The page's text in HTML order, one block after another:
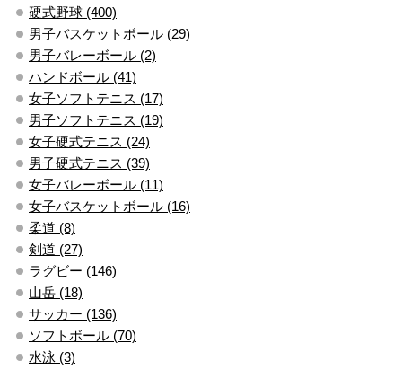
硬式野球 (400)
男子バスケットボール (29)
男子バレーボール (2)
ハンドボール (41)
女子ソフトテニス (17)
男子ソフトテニス (19)
女子硬式テニス (24)
男子硬式テニス (39)
女子バレーボール (11)
女子バスケットボール (16)
柔道 (8)
剣道 (27)
ラグビー (146)
山岳 (18)
サッカー (136)
ソフトボール (70)
水泳 (3)